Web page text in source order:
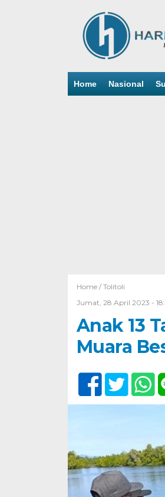
Home Nasional
Home / Tolitoli
Jumat, 28 April 2023 -
Anak 13
Muara